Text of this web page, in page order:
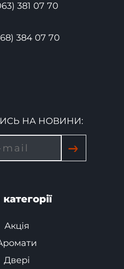
381 07 70
384 07 70
НА НОВИНИ:
→
Акція
Двері